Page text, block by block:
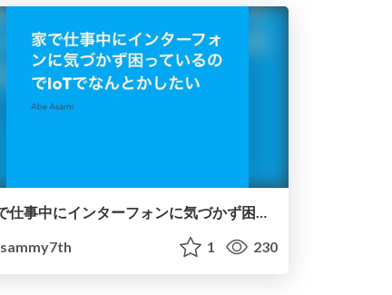
家で仕事中にインターフォンに気づかず困っているのでIoTでなんとかしたい
sammy7th
1 230